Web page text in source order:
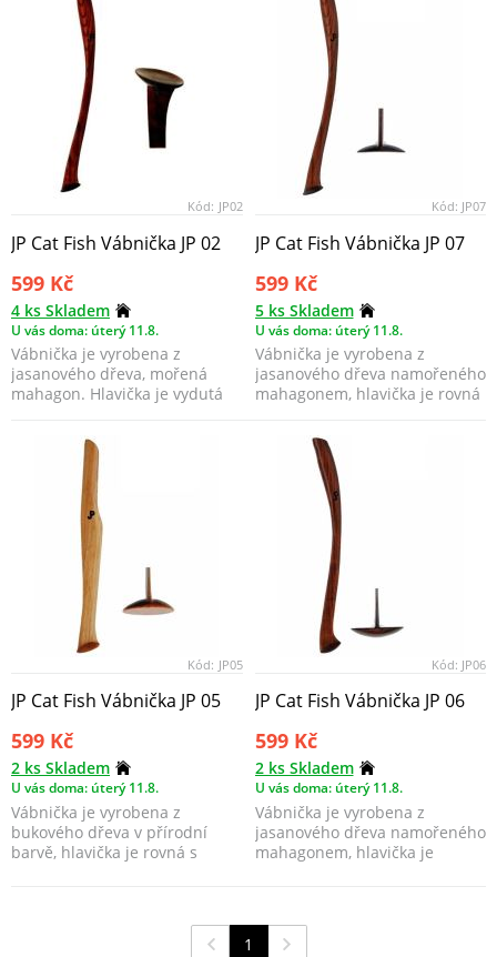
Kód: JP02
JP Cat Fish Vábnička JP 02
599 Kč
4 ks Skladem
U vás doma: úterý 11.8.
Vábnička je vyrobena z
jasanového dřeva, mořená
mahagon. Hlavička je vydutá
Kód: JP07
JP Cat Fish Vábnička JP 07
599 Kč
5 ks Skladem
U vás doma: úterý 11.8.
Vábnička je vyrobena z
jasanového dřeva namořeného
mahagonem, hlavička je rovná
Kód: JP05
JP Cat Fish Vábnička JP 05
599 Kč
2 ks Skladem
U vás doma: úterý 11.8.
Vábnička je vyrobena z
bukového dřeva v přírodní
barvě, hlavička je rovná s
Kód: JP06
JP Cat Fish Vábnička JP 06
599 Kč
2 ks Skladem
U vás doma: úterý 11.8.
Vábnička je vyrobena z
jasanového dřeva namořeného
mahagonem, hlavička je
1